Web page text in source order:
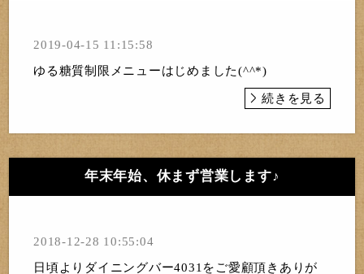
2019-04-15 11:15:58
ゆる糖質制限メニューはじめました(^^*)
続きを見る
年末年始、休まず営業します♪
2018-12-28 10:55:04
日頃よりダイニングバー4031をご愛顧頂きありが